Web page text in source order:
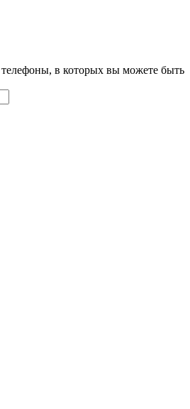
в которых вы можете быть